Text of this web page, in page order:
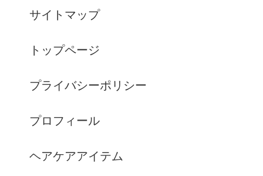
サイトマップ
トップページ
プライバシーポリシー
プロフィール
ヘアケアアイテム